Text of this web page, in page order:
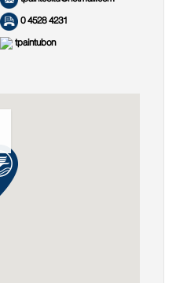
0 4528 4231
tpaintubon